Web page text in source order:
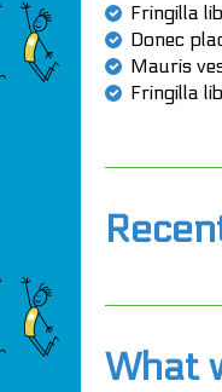
Fringilla
Donec
Mauris
Fringilla
What